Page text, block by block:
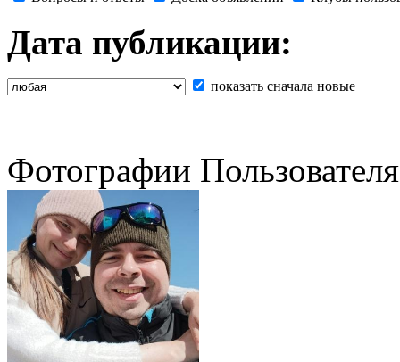
Дата публикации:
показать сначала новые
Фотографии Пользователя